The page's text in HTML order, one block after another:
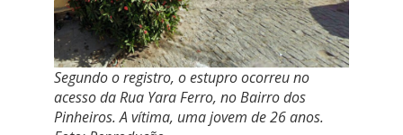
Segundo o registro, o estupro ocorreu no
acesso da Rua Yara Ferro, no Bairro dos
Pinheiros. A vítima, uma jovem de 26 anos.